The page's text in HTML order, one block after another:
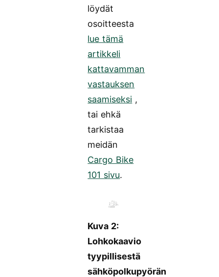
löydät
osoitteesta
lue tämä
artikkeli
kattavamman
vastauksen
saamiseksi ,
tai ehkä
tarkistaa
meidän
Cargo Bike
101 sivu.
Kuva 2:
Lohkokaavio
tyypillisestä
sähköpolkupyörän